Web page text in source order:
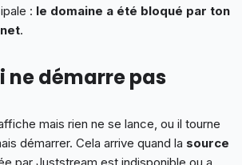
: le domaine a été bloqué par ton
.
ne démarre pas
mais rien ne se lance, ou il tourne
démarrer. Cela arrive quand la source
par Juststream est indisponible ou a